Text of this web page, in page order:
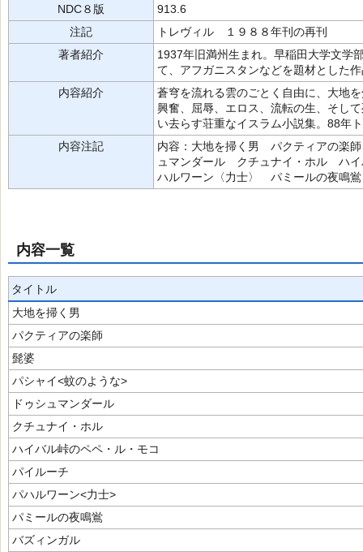
NDC８版
913.6
注記
トレヴィル １９８８年刊の再刊
著者紹介
1937年旧満州生まれ。早稲田大学文学
て、アフガニスタンなどを題材とした
内容紹介
蒼穹を流れる雲のごとく自由に、大地
興奮、屈辱、エロス、流転の生、そし
い去らす荘重なイスラム小説集。88年
内容注記
内容：大地を掃く男 パクティアの
ュマンダール クチュナイ・ホル ハ
ハルワーン〈力士〉 パミールの夜鳴
内容一覧
タイトル
大地を掃く男
パクティアの楽師
髭婆
パシャイ<蚊のような>
ドゥシュマンダール
クチュナイ・ホル
ハイバル峠のペペ・ル・モコ
パイルーチ
パハルワーン<力士>
パミールの夜鳴鴬
バズィンガル